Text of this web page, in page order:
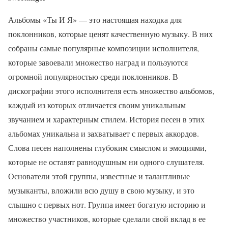
Альбомы «Ты И Я» — это настоящая находка для
поклонников, которые ценят качественную музыку. В них
собраны самые популярные композиции исполнителя,
которые завоевали множество наград и пользуются
огромной популярностью среди поклонников. В
дискографии этого исполнителя есть множество альбомов,
каждый из которых отличается своим уникальным
звучанием и характерным стилем. История песен в этих
альбомах уникальна и захватывает с первых аккордов.
Слова песен наполнены глубоким смыслом и эмоциями,
которые не оставят равнодушным ни одного слушателя.
Основатели этой группы, известные и талантливые
музыканты, вложили всю душу в свою музыку, и это
слышно с первых нот. Группа имеет богатую историю и
множество участников, которые сделали свой вклад в ее